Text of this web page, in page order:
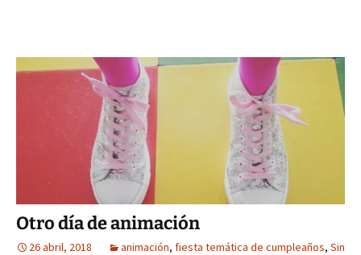
Otro día de animación
26 abril, 2018 animación, fiesta temática de cumpleaños, Sin